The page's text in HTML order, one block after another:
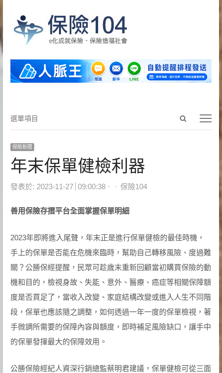
Open
search
選
項
目
選單項目
保險新聞
年末保單健檢利器
發表於: 2023-11-27 09:00:38 Author
保險104
善用保險存摺平台全面掌握保單明細
2023年即將進入尾聲，年末正是進行保單健檢的最佳時機，
手上的保單是否能在危機來臨時，幫助自己轉移風險、度過難
關？公勝保經提醒，民眾可趁歲末重新回顧當初購買保險的動
機和目的，檢視身故、失能、意外、醫療、癌症等相關保障額
度是否買足了，當收入改變、家庭結構改變或進入人生不同階
段，保單也應該隨之調整，如何透過一年一度的保單檢視，著
手微調所需要的保障內容與額度，即時補足風險缺口，讓手中
的保單發揮最大的保障效用。
公勝保險經紀人資深行銷總監蔡明君建議，保單健檢可從三面